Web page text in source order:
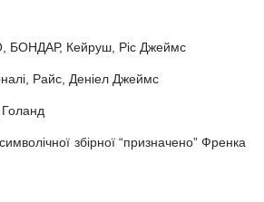
БОНДАР, Кейруш, Ріс Джеймс
Райс, Деніел Джеймс
збірної “призначено” Френка